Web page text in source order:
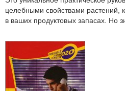
целебными свойствами растений,
в ваших продуктовых запасах. Но